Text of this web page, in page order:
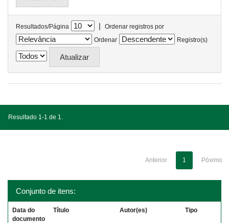
Resultados/Página |
Ordenar registros por
Ordenar
Registro(s)
Resultado 1-1 de 1.
Anterior 1 Póximo
Conjunto de itens:
Data do
documento
Título Autor(es) Tipo